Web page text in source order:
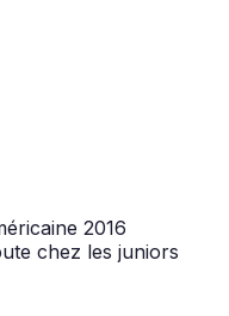
2016
chez les juniors